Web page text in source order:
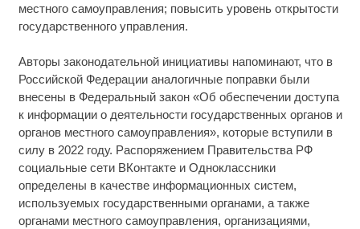
местного самоуправления; повысить уровень открытости
государственного управления.
Авторы законодательной инициативы напоминают, что в
Российской Федерации аналогичные поправки были
внесены в Федеральный закон «Об обеспечении доступа
к информации о деятельности государственных органов и
органов местного самоуправления», которые вступили в
силу в 2022 году. Распоряжением Правительства РФ
социальные сети ВКонтакте и Одноклассники
определены в качестве информационных систем,
используемых государственными органами, а также
органами местного самоуправления, организациями,